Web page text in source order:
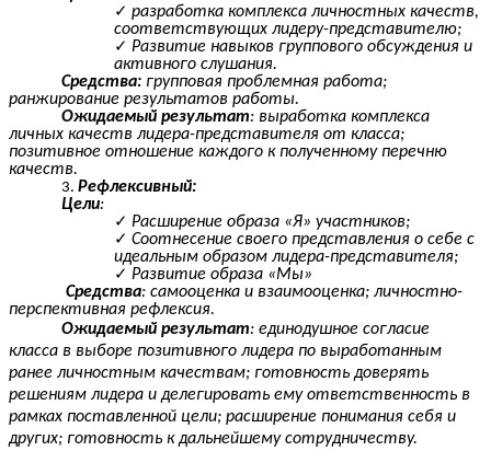
разработка комплекса личностных качеств,
соответствующих лидеру-представителю;
Развитие навыков группового обсуждения и
активного слушания.
Средства: групповая проблемная работа;
ранжирование результатов работы.
Ожидаемый результат: выработка комплекса
личных качеств лидера-представителя от класса;
позитивное отношение каждого к полученному перечню
качеств.
Рефлексивный:
Цели:
Расширение образа «Я» участников;
Соотнесение своего представления о себе с
идеальным образом лидера-представителя;
Развитие образа «Мы»
Средства: самооценка и взаимооценка; личностно-
перспективная рефлексия.
Ожидаемый результат: единодушное согласие
класса в выборе позитивного лидера по выработанным
ранее личностным качествам; готовность доверять
решениям лидера и делегировать ему ответственность в
рамках поставленной цели; расширение понимания себя и
других; готовность к дальнейшему сотрудничеству.